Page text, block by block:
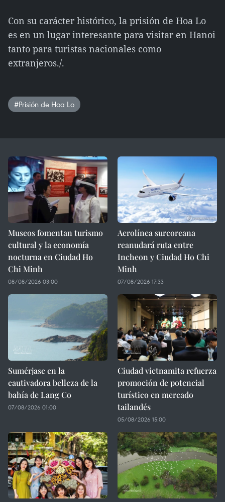
Con su carácter histórico, la prisión de Hoa Lo
es en un lugar interesante para visitar en Hanoi
tanto para turistas nacionales como
extranjeros./.
#Prisión de Hoa Lo
Museos fomentan turismo
cultural y la economía
nocturna en Ciudad Ho
Chi Minh
08/08/2026 03:00
Aerolínea surcoreana
reanudará ruta entre
Incheon y Ciudad Ho Chi
Minh
07/08/2026 17:33
Sumérjase en la
cautivadora belleza de la
bahía de Lang Co
07/08/2026 01:00
Ciudad vietnamita refuerza
promoción de potencial
turístico en mercado
tailandés
05/08/2026 15:00